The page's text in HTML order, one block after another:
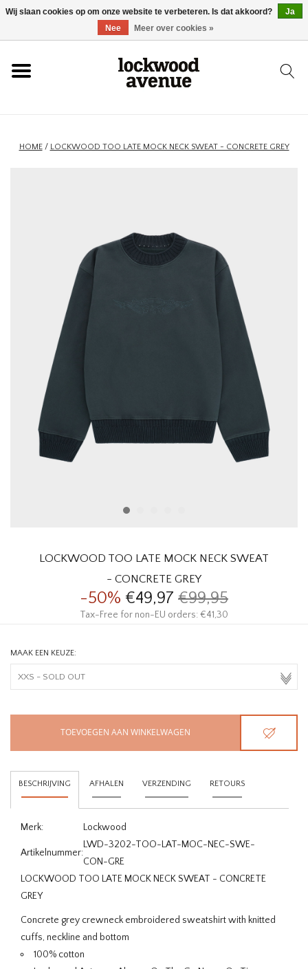
HOME
NIEUW
HOMEWARE
MERKEN
HOME/ LOCKWOOD TOO LATE MOCK NECK SWEAT - CONCRETE GREY
LOCKWOOD TOO LATE MOCK NECK SWEAT
- CONCRETE GREY
-50% €49,97 €99,95
Tax-Free for non-EU orders: €41,30
MAAK EEN KEUZE:
TOEVOEGEN AAN WINKELWAGEN
BESCHRIJVING AFHALEN VERZENDING RETOURS
Merk: Lockwood
Artikelnummer:
LWD-3202-TOO-LAT-MOC-NEC-SWE-
CON-GRE
LOCKWOOD TOO LATE MOCK NECK SWEAT - CONCRETE
GREY
Concrete grey crewneck embroidered sweatshirt with knitted
cuffs, neckline and bottom
100% cotton
Wij slaan cookies op om onze website te verbeteren. Is dat akkoord?
Ja
Nee
Meer over cookies »